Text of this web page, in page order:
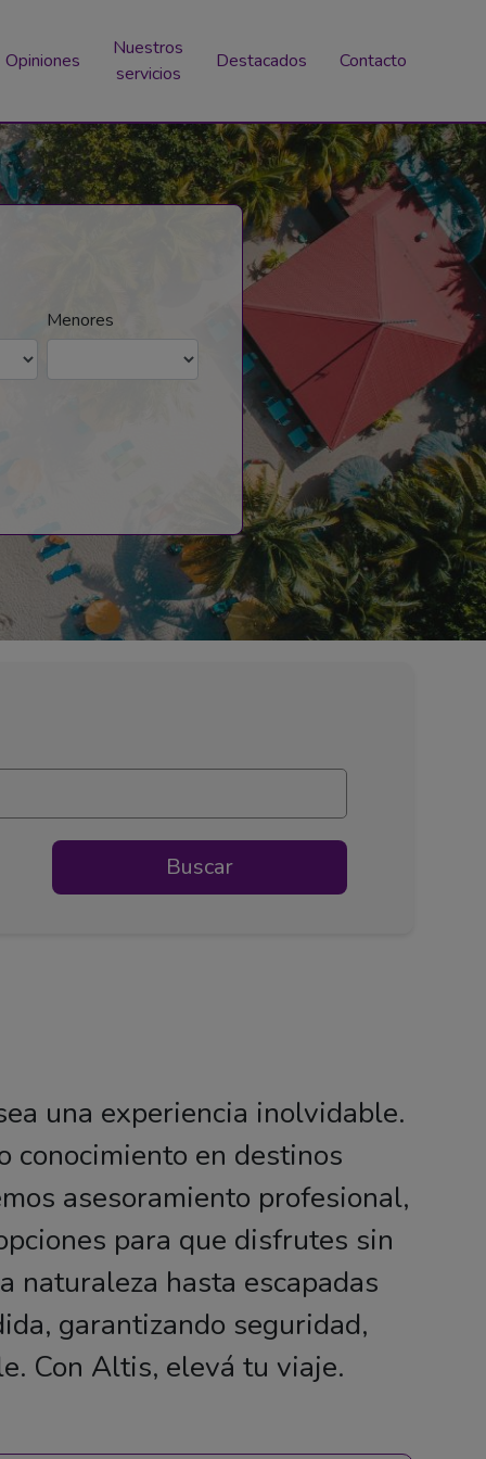
Opiniones
Nuestros
servicios
Destacados Contacto
Menores
Buscar
una experiencia inolvidable.
conocimiento en destinos
asesoramiento profesional,
para que disfrutes sin
naturaleza hasta escapadas
garantizando seguridad,
Con Altis, elevá tu viaje.